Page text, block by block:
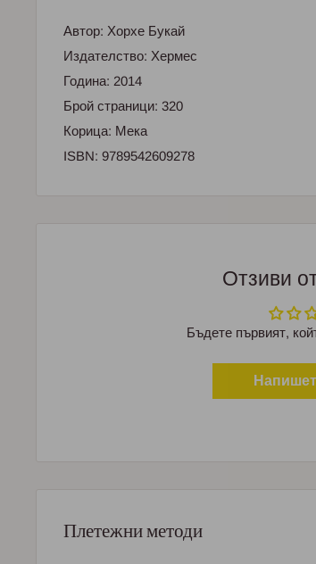
Автор: Хорхе Букай
Издателство: Хермес
Година: 2014
Брой страници: 320
Корица: Мека
ISBN: 9789542609278
Отзиви
Бъдете първият,
Плетежни методи